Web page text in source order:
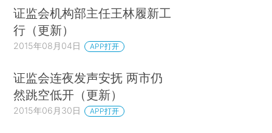
证监会机构部主任王林履新工
行（更新）
2015年08月04日 APP打开
证监会连夜发声安抚 两市仍
然跳空低开（更新）
2015年06月30日 APP打开